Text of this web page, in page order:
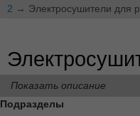
2 → Электросушители для
Показать описание
Подразделы